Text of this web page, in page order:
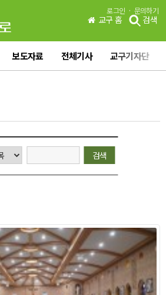
로그인 · 문의하기
교구 홈 검색
보도자료 전체기사 교구기자단